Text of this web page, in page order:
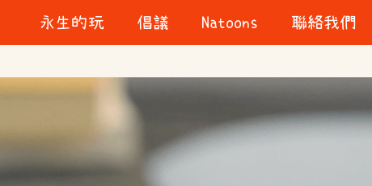
永生的玩
一起說故事
倡議 Natoons 聯絡我們